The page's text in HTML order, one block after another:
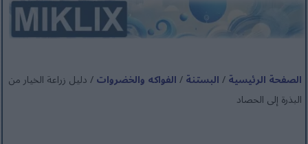
الصفحة الرئيسية/البستنة/الفواكه والخضروات/ دليل زراعة الخيار من
البذرة إلى الحصاد